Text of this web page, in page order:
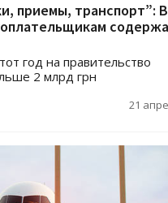
приемы, транспорт”:
год на правительство
2 млрд грн
21